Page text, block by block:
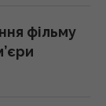
фільму